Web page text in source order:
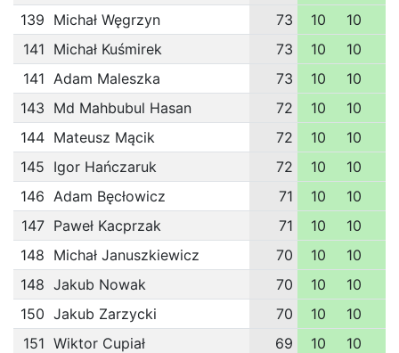
139 Michał Węgrzyn 73 10 10
141 Michał Kuśmirek 73 10 10
141 Adam Maleszka 73 10 10
143 Md Mahbubul Hasan 72 10 10
144 Mateusz Mącik 72 10 10
145 Igor Hańczaruk 72 10 10
146 Adam Bęcłowicz 71 10 10
147 Paweł Kacprzak 71 10 10
148 Michał Januszkiewicz 70 10 10
148 Jakub Nowak 70 10 10
150 Jakub Zarzycki 70 10 10
151 Wiktor Cupiał 69 10 10